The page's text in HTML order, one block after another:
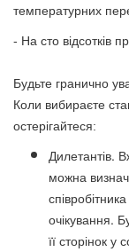
температурних
- На сто відсотків
Будьте гранично
Коли вибираєте
остерігайтеся:
Дилетантів.
можна
очікування.
її сторінок